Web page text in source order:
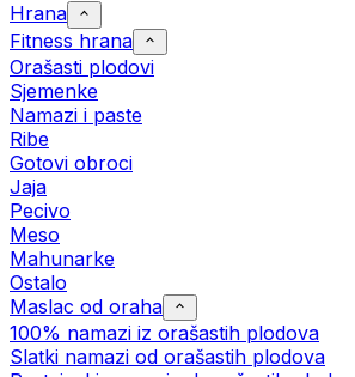
Hrana
Fitness hrana
Orašasti plodovi
Sjemenke
Namazi i paste
Ribe
Gotovi obroci
Jaja
Pecivo
Meso
Mahunarke
Ostalo
Maslac od oraha
100% namazi iz orašastih plodova
Slatki namazi od orašastih plodova